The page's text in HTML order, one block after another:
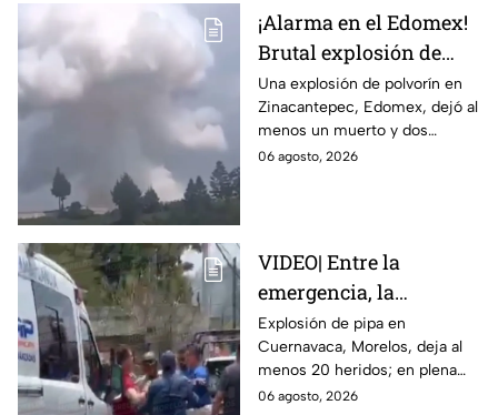
¡Alarma en el Edomex!
Brutal explosión de
polvorín en Santa
María del Monte,
Zinacantepec; reportan
al menos un muerto y
Una explosión de polvorín en
Zinacantepec, Edomex, dejó al
menos un muerto y dos
heridos; autoridades atiende la
06 agosto, 2026
VIDEO| Entre la
emergencia, la
desesperación y el
llanto de un niño;
adultos desatan pelea
Explosión de pipa en
Cuernavaca, Morelos, deja al
menos 20 heridos; en plena
emergencia, dos hombres
06 agosto, 2026